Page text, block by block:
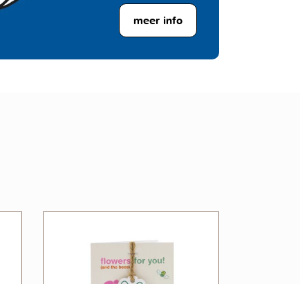
meer info